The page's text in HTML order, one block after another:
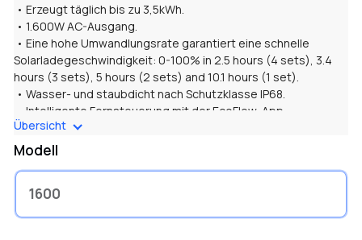
• Erzeugt täglich bis zu 3,5kWh.
• 1.600W AC-Ausgang.
• Eine hohe Umwandlungsrate garantiert eine schnelle
Solarladegeschwindigkeit: 0-100% in 2.5 hours (4 sets), 3.4
hours (3 sets), 5 hours (2 sets) and 10.1 hours (1 set).
• Wasser- und staubdicht nach Schutzklasse IP68.
• Intelligente Fernsteuerung mit der EcoFlow-App.
• 3-jährige Garantie für DELTA Max und 24-monatige Garantie
für tragbares 160W Solarpanel.
Übersicht
Modell
1600